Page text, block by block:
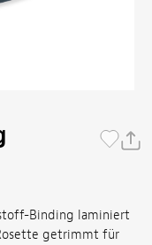
Binding laminiert
getrimmt für